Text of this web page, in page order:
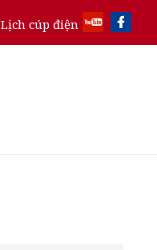
Lịch cúp điện